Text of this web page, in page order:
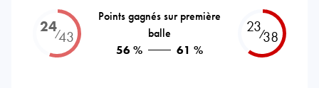
24⁄43
Points gagnés sur première
balle
56 %
61 %
23⁄38